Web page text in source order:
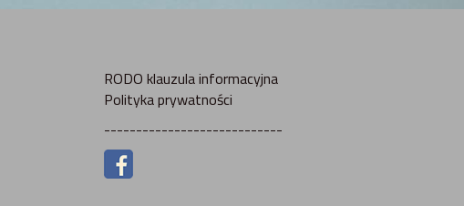
RODO klauzula informacyjna
Polityka prywatności
----------------------------